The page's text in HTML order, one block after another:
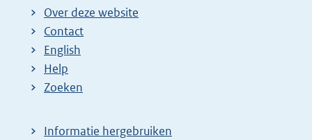
Over deze website
Contact
English
Help
Zoeken
Informatie hergebruiken